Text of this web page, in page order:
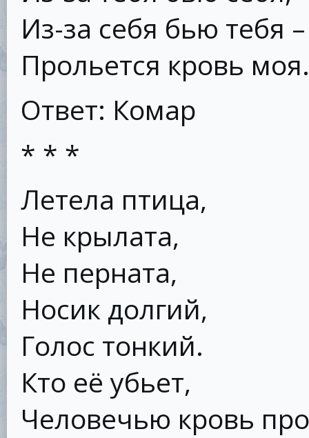
Из-за себя бью тебя –
Прольется кровь моя.
Ответ: Комар
* * *
Летела птица,
Не крылата,
Не перната,
Носик долгий,
Голос тонкий.
Кто её убьет,
Человечью кровь